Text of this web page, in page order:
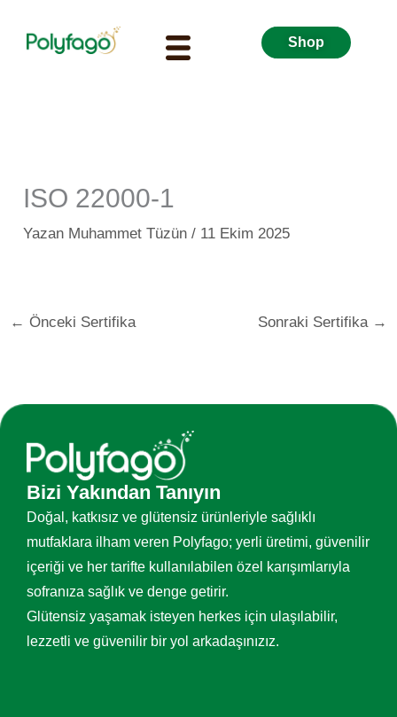
Menu Shop
ISO 22000-1
Yazan Muhammet Tüzün/ 11 Ekim 2025
← Önceki Sertifika Sonraki Sertifika →
Bizi Yakından Tanıyın
Doğal, katkısız ve glütensiz ürünleriyle sağlıklı
mutfaklara ilham veren Polyfago; yerli üretimi, güvenilir
içeriği ve her tarifte kullanılabilen özel karışımlarıyla
sofranıza sağlık ve denge getirir.
Glütensiz yaşamak isteyen herkes için ulaşılabilir,
lezzetli ve güvenilir bir yol arkadaşınızız.